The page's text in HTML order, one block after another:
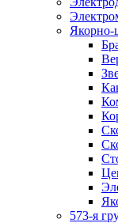
Якорно-
573-я